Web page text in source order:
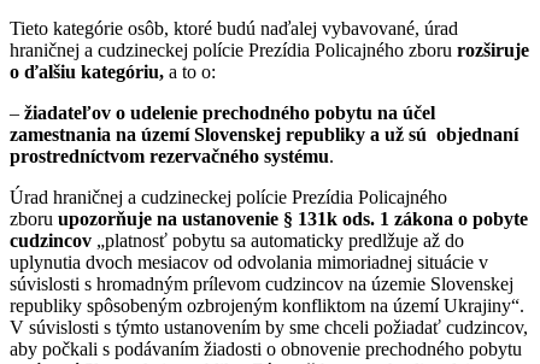
Tieto kategórie osôb, ktoré budú naďalej vybavované, úrad
hraničnej a cudzineckej polície Prezídia Policajného zboru rozširuje
o ďalšiu kategóriu, a to o:
– žiadateľov o udelenie prechodného pobytu na účel
zamestnania na území Slovenskej republiky a už sú objednaní
prostredníctvom rezervačného systému.
Úrad hraničnej a cudzineckej polície Prezídia Policajného
zboru upozorňuje na ustanovenie § 131k ods. 1 zákona o pobyte
cudzincov „platnosť pobytu sa automaticky predlžuje až do
uplynutia dvoch mesiacov od odvolania mimoriadnej situácie v
súvislosti s hromadným prílevom cudzincov na územie Slovenskej
republiky spôsobeným ozbrojeným konfliktom na území Ukrajiny“.
V súvislosti s týmto ustanovením by sme chceli požiadať cudzincov,
aby počkali s podávaním žiadosti o obnovenie prechodného pobytu